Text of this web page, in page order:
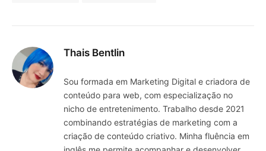
Thais Bentlin
Sou formada em Marketing Digital e criadora de
conteúdo para web, com especialização no
nicho de entretenimento. Trabalho desde 2021
combinando estratégias de marketing com a
criação de conteúdo criativo. Minha fluência em